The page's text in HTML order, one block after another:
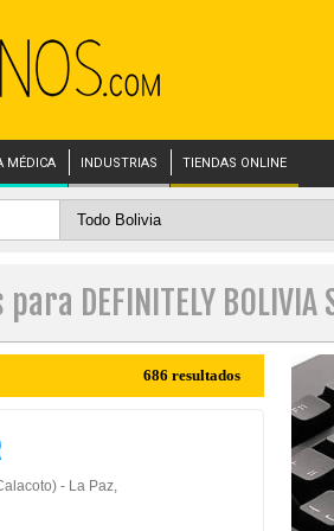
MÉDICA INDUSTRIAS TIENDAS ONLINE
DEFINITELY BOLIVIA
686 resultados
- La Paz,